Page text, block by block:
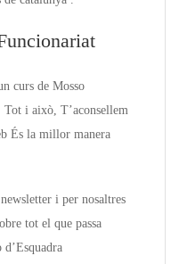
curs de Mosso
Tot i això, T’aconsellem
És la millor manera
i per nosaltres
tot el que passa